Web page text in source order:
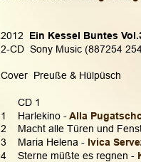
2012 Ein Kessel Buntes
2-CD  Sony Music (887254
Cover  Preuße & Hülpüsch
      CD 1
1    Harlekino - Alla
2    Macht alle Türen und
3    Maria Helena - Ivica
4    Sterne müßte es regnen -